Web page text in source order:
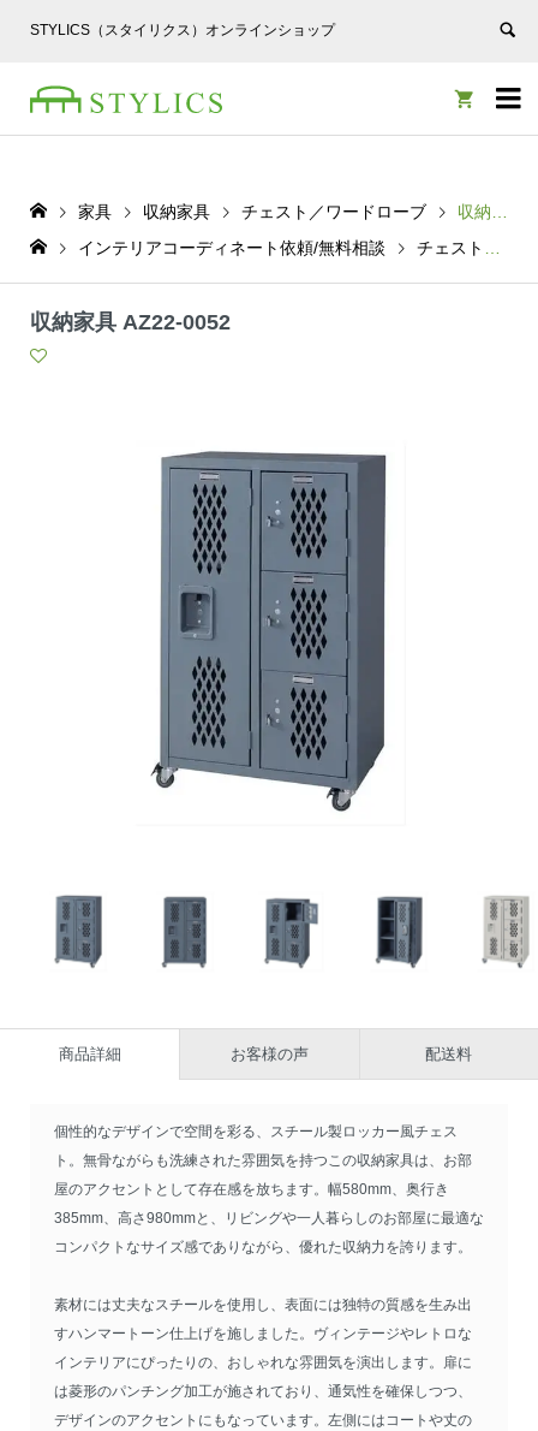
STYLICS（スタイリクス）オンラインショップ


家具 収納家具 チェスト／ワードローブ
収納家具 AZ22-0052
インテリアコーディネート依頼/無料相談
チェスト／ワードローブ
収納家具 AZ22-0052
商品詳細 お客様の声 配送料
個性的なデザインで空間を彩る、スチール製ロッカー風チェス
ト。無骨ながらも洗練された雰囲気を持つこの収納家具は、お部
屋のアクセントとして存在感を放ちます。幅580mm、奥行き
385mm、高さ980mmと、リビングや一人暮らしのお部屋に最適な
コンパクトなサイズ感でありながら、優れた収納力を誇ります。
素材には丈夫なスチールを使用し、表面には独特の質感を生み出
すハンマートーン仕上げを施しました。ヴィンテージやレトロな
インテリアにぴったりの、おしゃれな雰囲気を演出します。扉に
は菱形のパンチング加工が施されており、通気性を確保しつつ、
デザインのアクセントにもなっています。左側にはコートや丈の